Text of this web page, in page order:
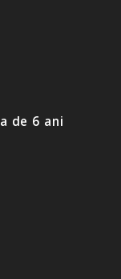
de 6 ani